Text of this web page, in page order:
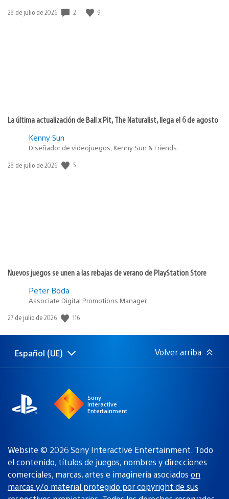
Fecha
28 de julio de 2026 2 9
La última actualización de Ball x Pit, The Naturalist, llega el 6 de agosto
Kenny Sun
Diseñador de videojuegos, Kenny Sun & Friends
Fecha
28 de julio de 2026 5
Nuevos juegos se unen a las rebajas de verano de PlayStation Store
Peter Boda
Associate Digital Promotions Manager
Fecha
publicación:
27 de julio de 2026 116
Selecciona
Región
Español (UE) Volver arriba
Sony
Interactive
Entertainment
Website © 2026 Sony Interactive Entertainment. Todo
el contenido, títulos de juegos, nombres y direcciones
comerciales, marcas, artes e imaginería asociados on
marcas y/o material protegido por copyright de sus